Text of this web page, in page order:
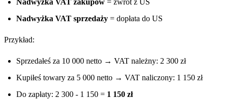
Nadwyżka VAT zakupów = zwrot z US
Nadwyżka VAT sprzedaży = dopłata do US
Przykład:
Sprzedałeś za 10 000 netto → VAT należny: 2 300 zł
Kupiłeś towary za 5 000 netto → VAT naliczony: 1 150 zł
Do zapłaty: 2 300 - 1 150 = 1 150 zł